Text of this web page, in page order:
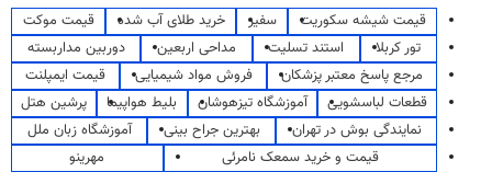
قیمت شیشه سکوریت سفیر خرید طلای آب شده
قیمت موکت
تور کربلا
استند تسلیت مداحی اربعین
دوربین مداربسته
مرجع پاسخ معتبر پزشکان
فروش مواد شیمیایی
قیمت ایمپلنت
قطعات لباسشویی
آموزشگاه تیزهوشان بلیط هواپیما
پرشین هتل
نمایندگی بوش در تهران
بهترین جراح بینی
آموزشگاه زبان ملل
قیمت و خرید سمعک نامرئی
مهرینو